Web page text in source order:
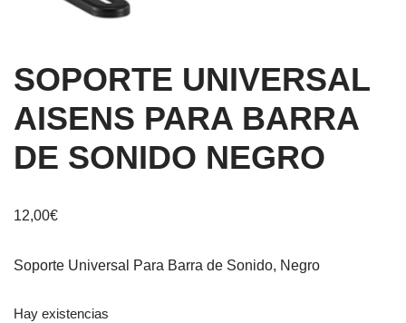
SOPORTE UNIVERSAL
AISENS PARA BARRA
DE SONIDO NEGRO
12,00€
Soporte Universal Para Barra de Sonido, Negro
Hay existencias